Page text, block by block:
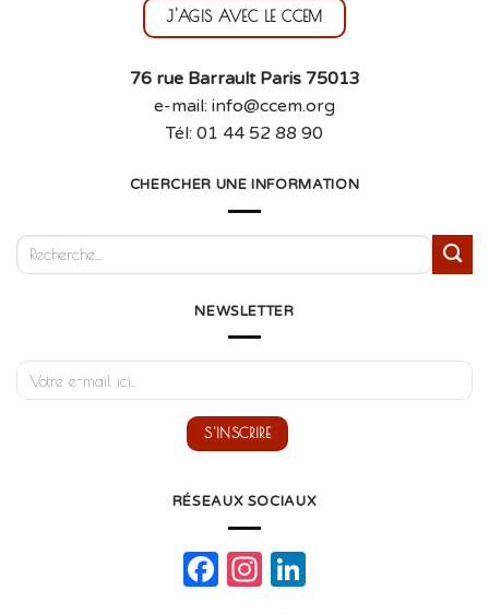
J'AGIS AVEC LE CCEM
76 rue Barrault Paris 75013
e-mail: info@ccem.org
Tél: 01 44 52 88 90
CHERCHER UNE INFORMATION
NEWSLETTER
RÉSEAUX SOCIAUX
Facebook
Instagram